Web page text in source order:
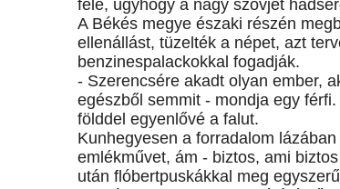
felé, úgyhogy a nagy szovjet
A Békés megye északi részén
ellenállást, tüzelték a népet, azt
benzinespalackokkal fogadják.
- Szerencsére akadt olyan ember,
egészből semmit - mondja egy
földdel egyenlővé a falut.
Kunhegyesen a forradalom
emlékművet, ám - biztos, ami
után flóbertpuskákkal meg